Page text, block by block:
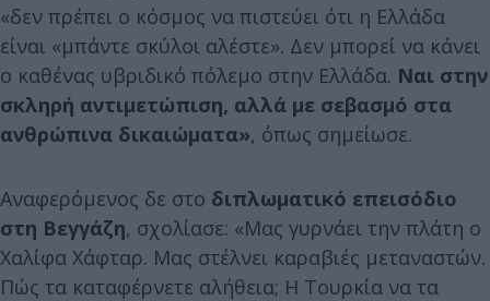
«δεν πρέπει ο κόσμος να πιστεύει ότι η Ελλάδα
είναι «μπάντε σκύλοι αλέστε». Δεν μπορεί να κάνει
ο καθένας υβριδικό πόλεμο στην Ελλάδα. Ναι στην
σκληρή αντιμετώπιση, αλλά με σεβασμό στα
ανθρώπινα δικαιώματα», όπως σημείωσε.
Αναφερόμενος δε στο διπλωματικό επεισόδιο
στη Βεγγάζη, σχολίασε: «Μας γυρνάει την πλάτη ο
Χαλίφα Χάφταρ. Μας στέλνει καραβιές μεταναστών.
Πώς τα καταφέρνετε αλήθεια; Η Τουρκία να τα